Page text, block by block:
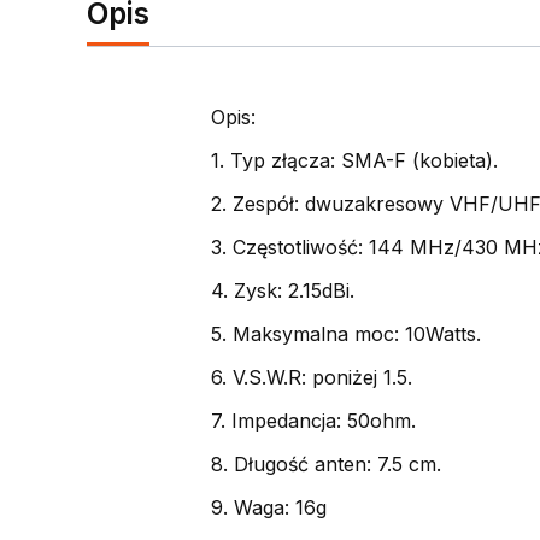
Opis
Opis:
1. Typ złącza: SMA-F (kobieta).
2. Zespół: dwuzakresowy VHF/
3. Częstotliwość: 144 MHz/430
4. Zysk: 2.15dBi.
5. Maksymalna moc: 10Watts.
6. V.S.W.R: poniżej 1.5.
7. Impedancja: 50ohm.
8. Długość anten: 7.5 cm.
9. Waga: 16g